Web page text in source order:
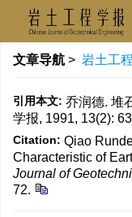
文章导航 > 岩土工
引用本文: 乔润德. 堆
学报, 1991, 13(2):
Citation: Qiao
Characteristic of
Journal of
72.